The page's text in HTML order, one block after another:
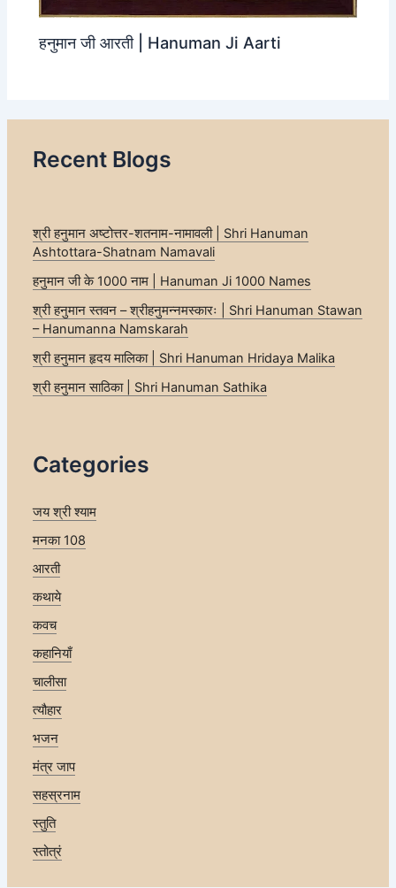
हनुमान जी आरती | Hanuman Ji Aarti
Recent Blogs
श्री हनुमान अष्टोत्तर-शतनाम-नामावली | Shri Hanuman
Ashtottara-Shatnam Namavali
हनुमान जी के 1000 नाम | Hanuman Ji 1000 Names
श्री हनुमान स्तवन – श्रीहनुमन्नमस्कारः | Shri Hanuman Stawan
– Hanumanna Namskarah
श्री हनुमान हृदय मालिका | Shri Hanuman Hridaya Malika
श्री हनुमान साठिका | Shri Hanuman Sathika
Categories
जय श्री श्याम
मनका 108
आरती
कथाये
कवच
कहानियाँ
चालीसा
त्यौहार
भजन
मंत्र जाप
सहस्रनाम
स्तुति
स्तोत्रं